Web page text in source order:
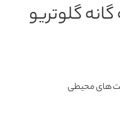
گلوتریو
های محیطی